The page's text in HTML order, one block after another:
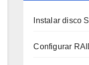
Instalar disco
Configurar